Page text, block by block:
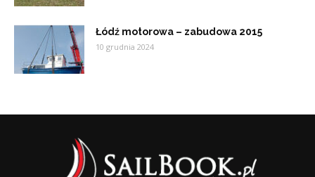
Łódź motorowa – zabudowa 2015
10 grudnia 2024